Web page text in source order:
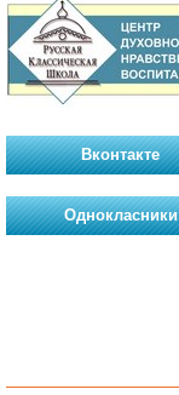
Вконтакте
Однокласники